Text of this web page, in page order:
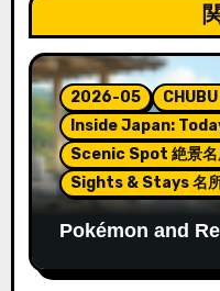
ン
2026-05
Inside Japan:
Scenic Spot 絶景名
Sights & Stays 名
Pokémon and